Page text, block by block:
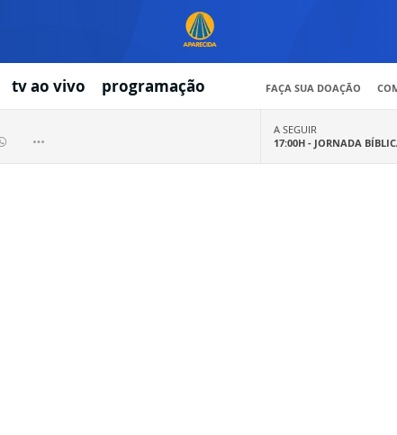
tv ao vivo programação FAÇA SUA DOAÇÃO
A SEGUIR
17:00H - JORNADA